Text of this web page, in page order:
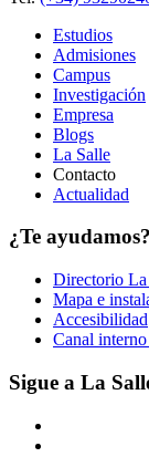
Estudios
Admisiones
Campus
Investigación
Empresa
Blogs
La Salle
Contacto
Actualidad
¿Te ayudamos?
Directorio La
Mapa e
Accesibilidad
Canal
Sigue a La